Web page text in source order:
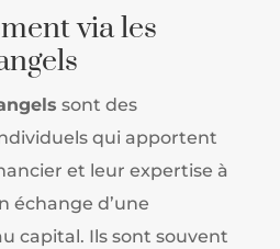
via les
sont des
qui apportent
et leur expertise à
échange d’une
capital. Ils sont souvent